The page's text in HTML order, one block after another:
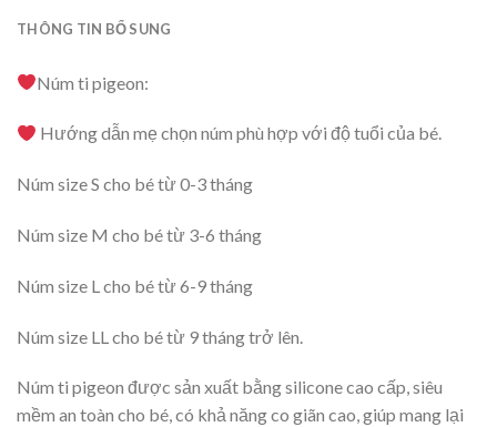
THÔNG TIN BỔ SUNG
Núm ti pigeon:
Hướng dẫn mẹ chọn núm phù hợp với độ tuổi của bé.
Núm size S cho bé từ 0-3 tháng
Núm size M cho bé từ 3-6 tháng
Núm size L cho bé từ 6-9 tháng
Núm size LL cho bé từ 9 tháng trở lên.
Núm ti pigeon được sản xuất bằng silicone cao cấp, siêu
mềm an toàn cho bé, có khả năng co giãn cao, giúp mang lại